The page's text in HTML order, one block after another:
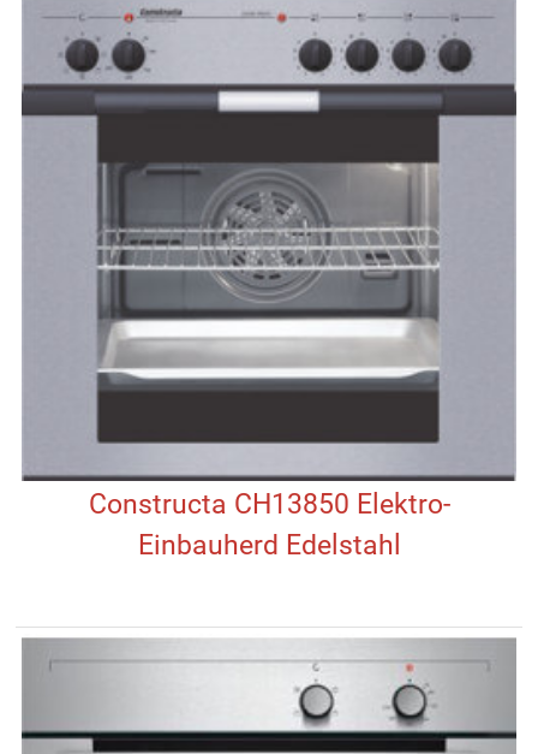
Constructa CH13850 Elektro-
Einbauherd Edelstahl